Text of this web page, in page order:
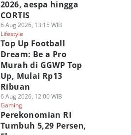
2026, aespa hingga
CORTIS
6 Aug 2026, 13:15 WIB
Lifestyle
Top Up Football
Dream: Be a Pro
Murah di GGWP Top
Up, Mulai Rp13
Ribuan
6 Aug 2026, 12:00 WIB
Gaming
Perekonomian RI
Tumbuh 5,29 Persen,